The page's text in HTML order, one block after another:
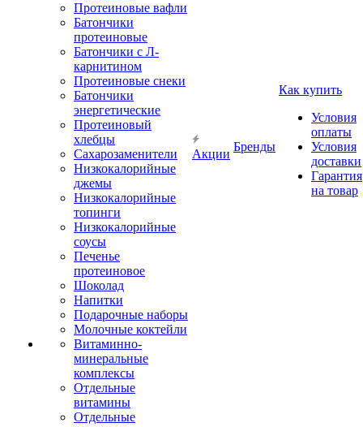
Протеиновые вафли
Батончики
протеиновые
Батончики с Л-
карнитином
Протеиновые снеки
Батончики
энергетические
Протеиновый
хлебцы
Сахарозаменители
Низкокалорийные
джемы
Низкокалорийные
топинги
Низкокалорийные
соусы
Печенье
протеиновое
Шоколад
Напитки
Подарочные наборы
Молочные коктейли
Витаминно-
минеральные
комплексы
Отдельные
витамины
Отдельные
Акции
Бренды
Как купить
Условия
оплаты
Условия
доставки
Гарантия
на товар